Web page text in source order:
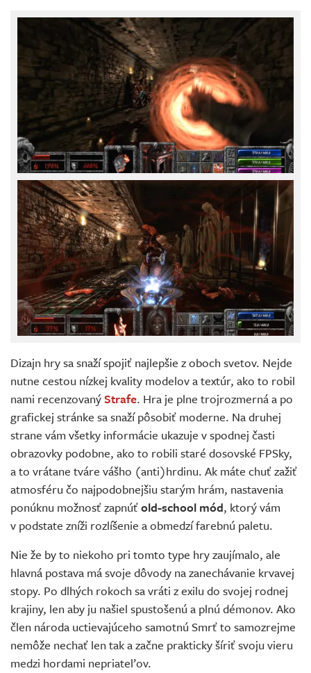
Dizajn hry sa snaží spojiť najlepšie z oboch svetov. Nejde
nutne cestou nízkej kvality modelov a textúr, ako to robil
nami recenzovanýStrafe. Hra je plne trojrozmerná a po
grafickej stránke sa snaží pôsobiť moderne. Na druhej
strane vám všetky informácie ukazuje v spodnej časti
obrazovky podobne, ako to robili staré dosovské FPSky,
a to vrátane tváre vášho (anti)hrdinu. Ak máte chuť zažiť
atmosféru čo najpodobnejšiu starým hrám, nastavenia
ponúknu možnosť zapnúťold-school mód, ktorý vám
v podstate zníži rozlíšenie a obmedzí farebnú paletu.
Nie že by to niekoho pri tomto type hry zaujímalo, ale
hlavná postava má svoje dôvody na zanechávanie krvavej
stopy. Po dlhých rokoch sa vráti z exilu do svojej rodnej
krajiny, len aby ju našiel spustošenú a plnú démonov. Ako
člen národa uctievajúceho samotnú Smrť to samozrejme
nemôže nechať len tak a začne prakticky šíriť svoju vieru
medzi hordami nepriateľov.